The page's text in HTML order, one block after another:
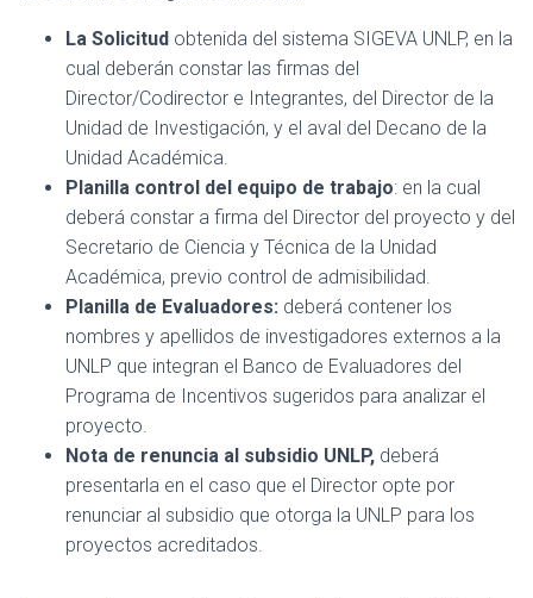
La Solicitud obtenida del sistema SIGEVA UNLP, en la
cual deberán constar las firmas del
Director/Codirector e Integrantes, del Director de la
Unidad de Investigación, y el aval del Decano de la
Unidad Académica.
Planilla control del equipo de trabajo: en la cual
deberá constar a firma del Director del proyecto y del
Secretario de Ciencia y Técnica de la Unidad
Académica, previo control de admisibilidad.
Planilla de Evaluadores: deberá contener los
nombres y apellidos de investigadores externos a la
UNLP que integran el Banco de Evaluadores del
Programa de Incentivos sugeridos para analizar el
proyecto.
Nota de renuncia al subsidio UNLP, deberá
presentarla en el caso que el Director opte por
renunciar al subsidio que otorga la UNLP para los
proyectos acreditados.